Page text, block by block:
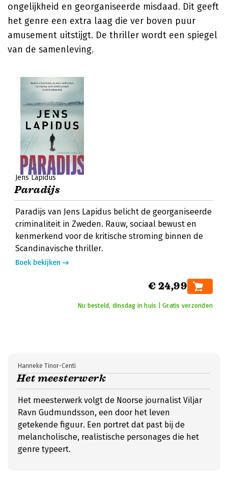
ongelijkheid en georganiseerde misdaad. Dit geeft
het genre een extra laag die ver boven puur
amusement uitstijgt. De thriller wordt een spiegel
van de samenleving.
Jens Lapidus
Paradijs
Paradijs van Jens Lapidus belicht de georganiseerde
criminaliteit in Zweden. Rauw, sociaal bewust en
kenmerkend voor de kritische stroming binnen de
Scandinavische thriller.
Boek bekijken
€ 24,99
Nu besteld, dinsdag in huis | Gratis verzonden
Het meesterwerk
Hanneke Tinor-Centi
Het meesterwerk volgt de Noorse journalist Viljar
Ravn Gudmundsson, een door het leven
getekende figuur. Een portret dat past bij de
melancholische, realistische personages die het
genre typeert.